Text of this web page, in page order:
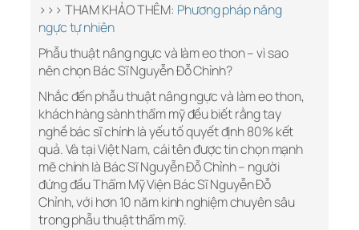
>>> THAM KHẢO THÊM: Phương pháp nâng
ngực tự nhiên
Phẫu thuật nâng ngực và làm eo thon – vì sao
nên chọn Bác Sĩ Nguyễn Đỗ Chỉnh?
Nhắc đến phẫu thuật nâng ngực và làm eo thon,
khách hàng sành thẩm mỹ đều biết rằng tay
nghề bác sĩ chính là yếu tố quyết định 80% kết
quả. Và tại Việt Nam, cái tên được tin chọn mạnh
mẽ chính là Bác Sĩ Nguyễn Đỗ Chỉnh – người
đứng đầu Thẩm Mỹ Viện Bác Sĩ Nguyễn Đỗ
Chỉnh, với hơn 10 năm kinh nghiệm chuyên sâu
trong phẫu thuật thẩm mỹ.